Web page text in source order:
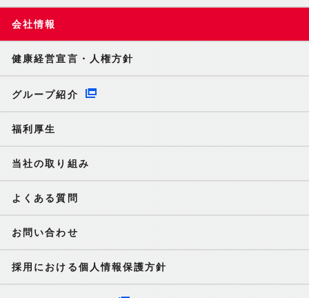
会社情報
健康経営宣言・人権方針
グループ紹介
福利厚生
当社の取り組み
よくある質問
お問い合わせ
採用における個人情報保護方針